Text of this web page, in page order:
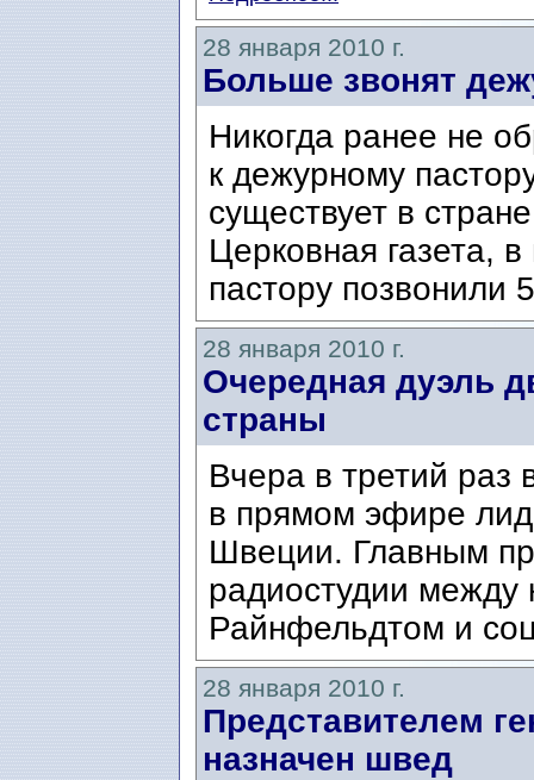
28 января 2010 г.
Больше звонят
Никогда ранее не
к дежурному
существует в
Церковная газета,
пастору позвонили
28 января 2010 г.
Очередная дуэль
страны
Вчера в третий раз
в прямом эфире
Швеции. Главным
радиостудии между
Райнфельдтом и
28 января 2010 г.
Представителем
назначен швед